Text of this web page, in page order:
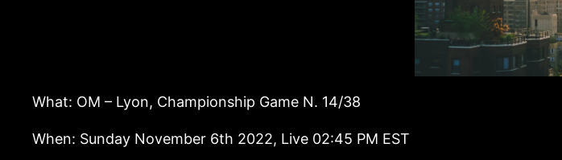
What: OM – Lyon, Championship Game N. 14/38
When: Sunday November 6th 2022, Live 02:45 PM EST